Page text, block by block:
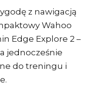
z nawigacją
Wahoo
Edge Explore 2 –
jednocześnie
do treningu i